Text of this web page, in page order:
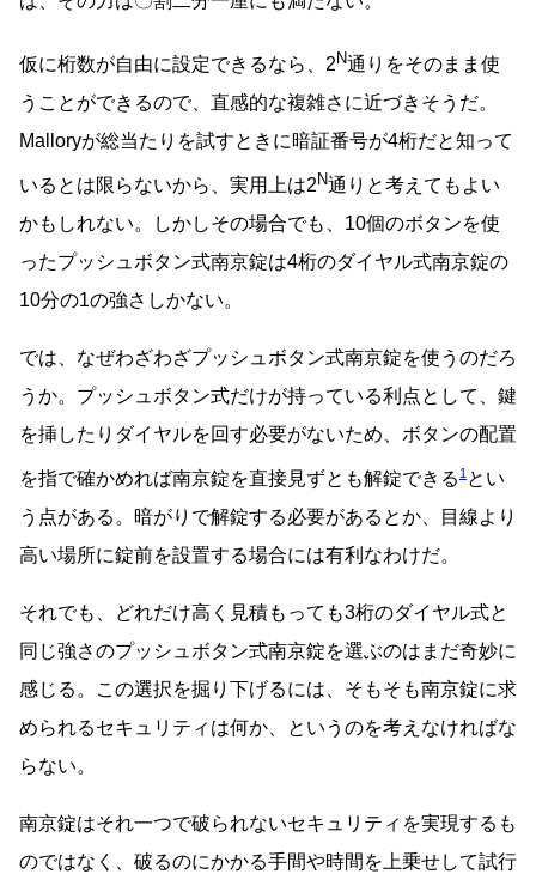
仮に桁数が自由に設定できるなら、2 N通りをそのまま使
うことができるので、直感的な複雑さに近づきそうだ。
Malloryが総当たりを試すときに暗証番号が4桁だと知って
いるとは限らないから、実用上は2 N通りと考えてもよい
かもしれない。しかしその場合でも、10個のボタンを使
ったプッシュボタン式南京錠は4桁のダイヤル式南京錠の
10分の1の強さしかない。
では、なぜわざわざプッシュボタン式南京錠を使うのだろ
うか。プッシュボタン式だけが持っている利点として、鍵
を挿したりダイヤルを回す必要がないため、ボタンの配置
を指で確かめれば南京錠を直接見ずとも解錠できる 1 とい
う点がある。暗がりで解錠する必要があるとか、目線より
高い場所に錠前を設置する場合には有利なわけだ。
それでも、どれだけ高く見積もっても3桁のダイヤル式と
同じ強さのプッシュボタン式南京錠を選ぶのはまだ奇妙に
感じる。この選択を掘り下げるには、そもそも南京錠に求
められるセキュリティは何か、というのを考えなければな
らない。
南京錠はそれ一つで破られないセキュリティを実現するも
のではなく、破るのにかかる手間や時間を上乗せして試行